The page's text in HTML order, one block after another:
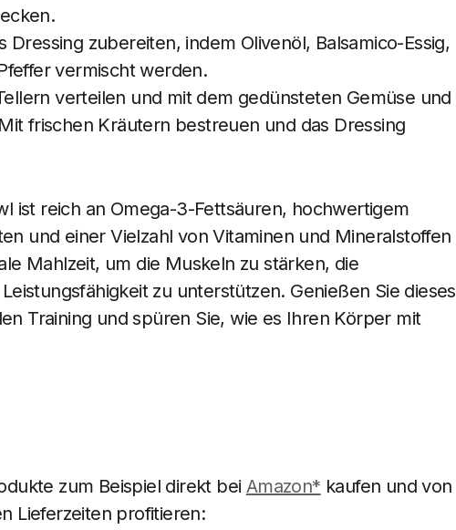
Dressing zubereiten, indem Olivenöl, Balsamico-Essig,
vermischt werden.
verteilen und mit dem gedünsteten Gemüse und
frischen Kräutern bestreuen und das Dressing
ist reich an Omega-3-Fettsäuren, hochwertigem
und einer Vielzahl von Vitaminen und Mineralstoffen
Mahlzeit, um die Muskeln zu stärken, die
zu unterstützen. Genießen Sie dieses
Training und spüren Sie, wie es Ihren Körper mit
zum Beispiel direkt bei Amazon* kaufen und von
Lieferzeiten profitieren: